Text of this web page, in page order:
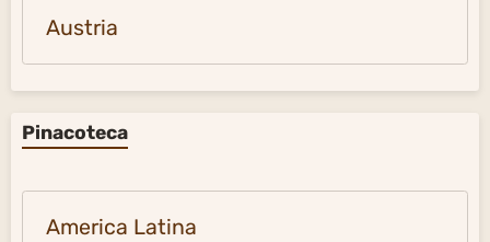
Austria
Pinacoteca
America Latina